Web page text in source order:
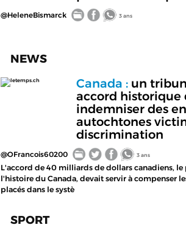
@HeleneBismarck 3 ans
NEWS
letemps.ch Canada :un
accord historique
indemniser des
autochtones
discrimination
@OFrancois60200 3 ans
L'accord de 40 milliards de dollars canadiens,
l'histoire du Canada, devait servir à compenser
placés dans le systè
SPORT